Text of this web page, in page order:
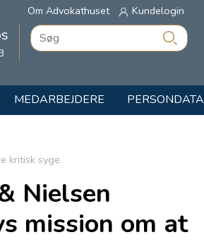
Om Advokathuset Kundelogin
MEDARBEJDERE PERSONDATA
kritisk syge.
Nielsen
mission om at